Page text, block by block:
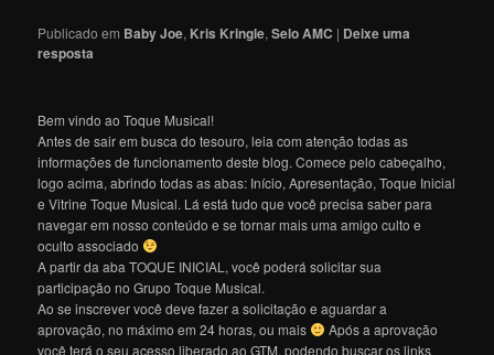
Publicado em Baby Joe, Kris Kringle,Selo AMC | Deixe uma
resposta
Bem vindo ao Toque Musical!
Antes de sair em busca do tesouro, leia com atenção todas as
informações de funcionamento deste blog. Comece pelo cabeçalho,
logo acima, abrindo todas as abas: Início, Apresentação, Toque Inicial
e Vitrine Toque Musical. Lá está tudo que você precisa saber para
navegar em nosso conteúdo e se tornar mais uma amigo culto e
oculto associado
A partir da aba TOQUE INICIAL, você poderá solicitar sua
participação no Grupo Toque Musical.
Ao se inscrever você deve fazer a solicitação e aguardar a
aprovação, no máximo em 24 horas, ou mais
Após a aprovação
você terá o seu acesso liberado ao GTM, podendo buscar os links